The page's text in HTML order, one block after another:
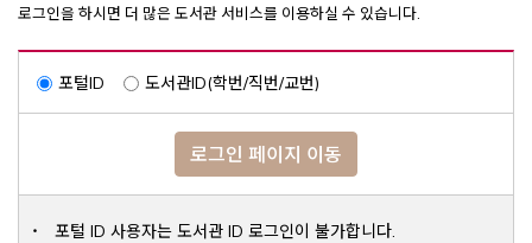
로그인을 하시면 더 많은 도서관 서비스를 이용하실 수 있습니다.
포털ID 도서관ID(학번/직번/교번)
로그인 페이지 이동
포털 ID 사용자는 도서관 ID 로그인이 불가합니다.